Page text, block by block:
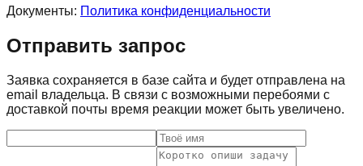
Документы: Политика конфиденциальности
Отправить запрос
Заявка сохраняется в базе сайта и будет отправлена на
email владельца. В связи с возможными перебоями с
доставкой почты время реакции может быть увеличено.